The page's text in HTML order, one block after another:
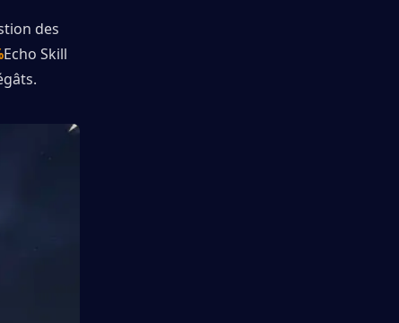
des
Echo Skill